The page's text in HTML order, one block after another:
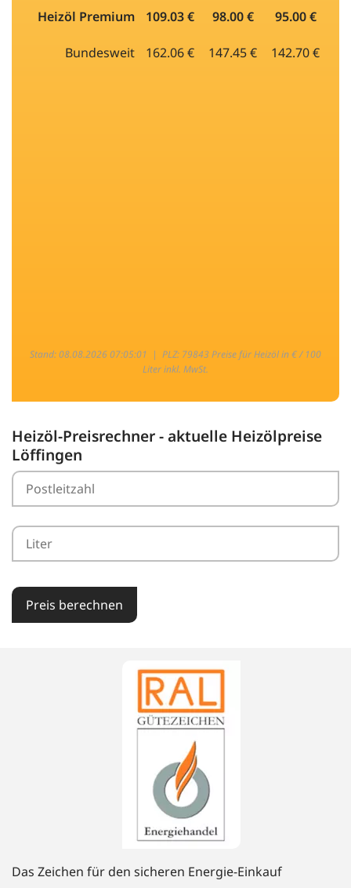
Heizöl Premium 109.03 € 98.00 € 95.00 €
Bundesweit 162.06 € 147.45 € 142.70 €
Stand: 08.08.2026 07:05:01 | PLZ: 79843 Preise für Heizöl in € / 100
Liter inkl. MwSt.
Heizöl-Preisrechner - aktuelle Heizölpreise
Löffingen
Preis berechnen
Das Zeichen für den sicheren Energie-Einkauf